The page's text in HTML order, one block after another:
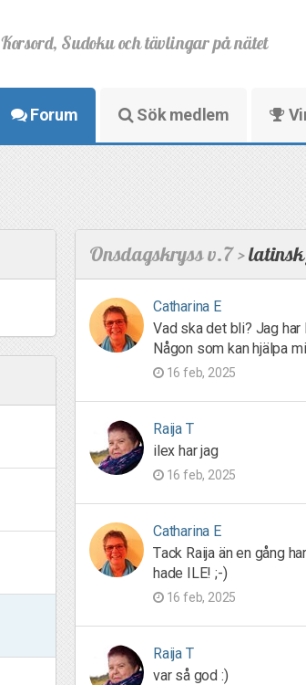
Korsord, Sudoku och tävlingar på nätet
Forum Sök medlem
Onsdagskryss v.7 >latinsk
Catharina E
Vad ska det bli? Jag har
Någon som kan hjälpa
16 feb, 2025
Raija T
ilex har jag
16 feb, 2025
Catharina E
Tack Raija än en gång
hade ILE! ;-)
16 feb, 2025
Raija T
var så god :)